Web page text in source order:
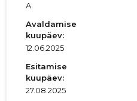
A
Avaldamise
kuupäev:
12.06.2025
Esitamise
kuupäev:
27.08.2025